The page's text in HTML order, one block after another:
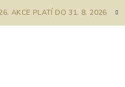
AKCE PLATÍ DO 31. 8. 2026